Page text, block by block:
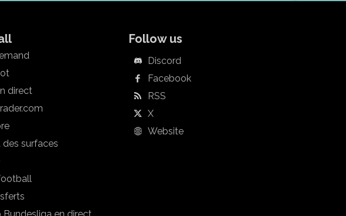
direct
surfaces
Bundesliga en direct
Follow us
Discord
Facebook
RSS
X
Website